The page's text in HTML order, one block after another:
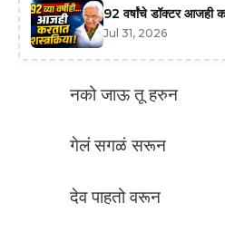
92 वर्षांचे डॉक्टर आजही
Jul 31, 2026
नको जाऊ तू हरुन
गेलं सगळं सरून
देव पाहतो वरून